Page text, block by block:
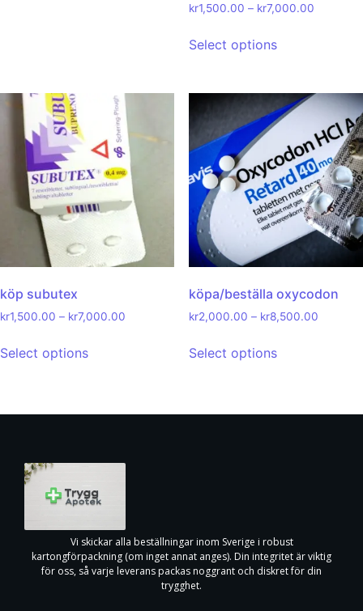
kr1,500.00 – kr7,000.00
Select options
köp subutex
kr1,500.00 – kr7,000.00
Select options
köpa/beställa oxycodon
kr2,000.00 – kr8,500.00
Select options
Vi skickar alla beställningar inom Sverige i robust
kartongförpackning (om inget annat anges). Din integritet är viktig
för oss, så varje leverans packas noggrant och diskret för din
trygghet.